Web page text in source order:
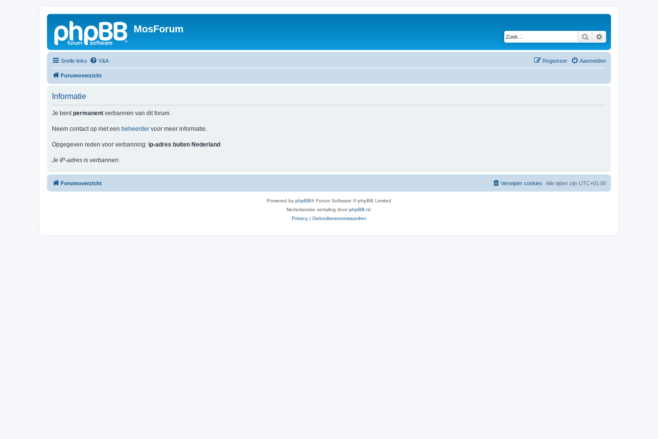
MosForum
Zoek
Snelle links V&A Aanmelden
Registreer
Forumoverzicht
Informatie
Je bentpermanent verbannen van dit forum.
Neem contact op met een beheerder voor meer informatie.
Opgegeven reden voor verbanning: ip-adres buiten Nederland
Je IP-adres is verbannen.
Forumoverzicht Alle tijden zijn UTC+01:00
Verwijder cookies
Powered by phpBB® Forum Software © phpBB Limited
Nederlandse vertaling doorphpBB.nl
Privacy | Gebruikersvoorwaarden